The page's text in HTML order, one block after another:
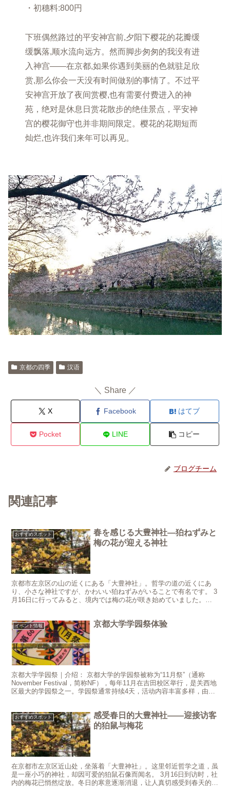
・初穗料:800円
下班偶然路过的平安神宫前,夕阳下樱花的花瓣缓
缓飘落,顺水流向远方。然而脚步匆匆的我没有进
入神宫——在京都,如果你遇到美丽的色就驻足欣
赏,那么你会一天没有时间做别的事情了。不过平
安神宫开放了夜间赏樱,也有需要付费进入的神
苑，绝对是休息日赏花散步的绝佳景点，平安神
宫的樱花御守也并非期间限定。樱花的花期短而
灿烂,也许我们来年可以再见。
京都の四季 汉语
＼ Share ／
X Facebook はてブ
Pocket LINE コピー
ブログチーム
関連記事
おすすめスポット
春を感じる大豊神社—狛ねずみと
梅の花が迎える神社
京都市左京区の山の近くにある「大豊神社」。哲学の道の近くにあ
り、小さな神社ですが、かわいい狛ねずみがいることで有名です。 3
月16日に行ってみると、境内では梅の花が咲き始めていました。冬
イベント情報 京都大学学园祭体验
京都大学学园祭｜介绍： 京都大学的学园祭被称为“11月祭”（通称
November Festival，简称NF），每年11月在吉田校区举行，是关西地
区最大的学园祭之一。学园祭通常持续4天，活动内容丰富多样，由学
おすすめスポット
感受春日的大豊神社——迎接访客
的狛鼠与梅花
在京都市左京区近山处，坐落着「大豊神社」。这里邻近哲学之道，虽
是一座小巧的神社，却因可爱的狛鼠石像而闻名。 3月16日到访时，社
内的梅花已悄然绽放。冬日的寒意逐渐消退，让人真切感受到春天的临